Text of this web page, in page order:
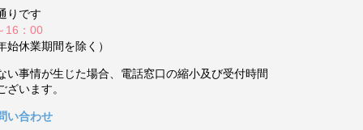
りです
16：00
休業期間を除く）
事情が生じた場合、電話窓口の縮小及び受付時間
います。
い合わせ